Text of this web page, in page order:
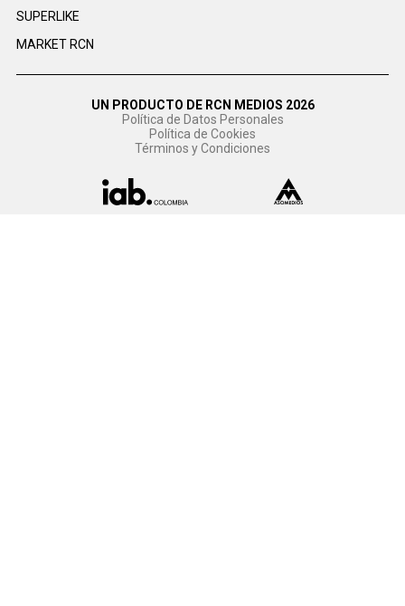
SUPERLIKE
MARKET RCN
UN PRODUCTO DE RCN MEDIOS 2026
Política de Datos Personales
Política de Cookies
Términos y Condiciones